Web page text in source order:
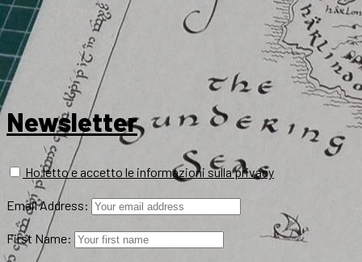
Newsletter
Ho letto e accetto le informazioni sulla privacy
Email Address:
First Name: